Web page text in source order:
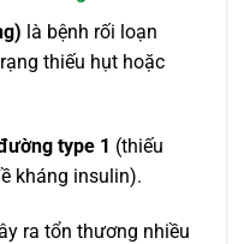
là bệnh rối loạn
thiếu hụt hoặc
type 1 (thiếu
kháng insulin).
ra tổn thương nhiều